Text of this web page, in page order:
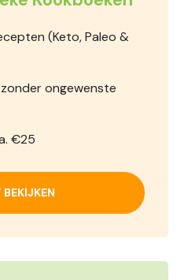
(Keto, Paleo &
ongewenste
€25
BEKIJKEN